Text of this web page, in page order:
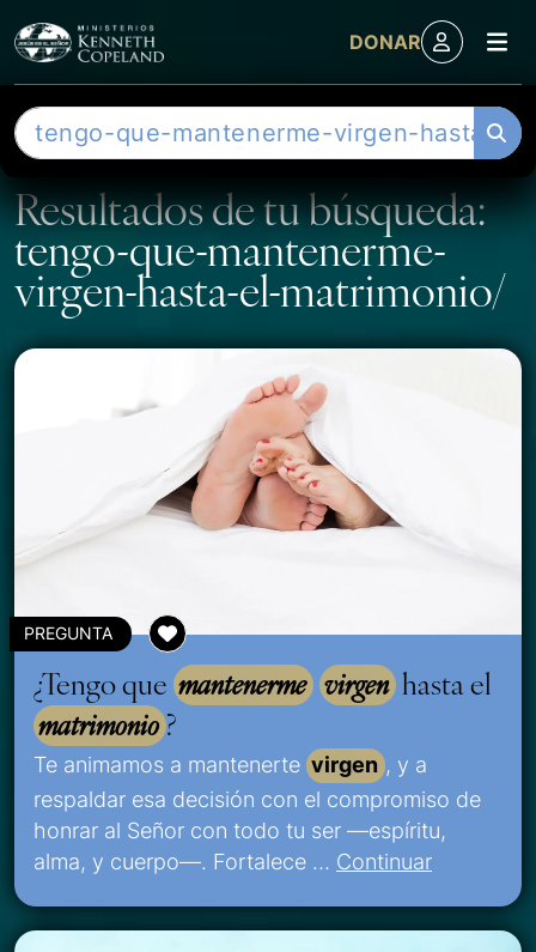
DONAR
B
u
c
a
r
Resultados de tu búsqueda:
tengo-que-mantenerme-
virgen-hasta-el-matrimonio/
PREGUNTA
¿Tengo que mantenerme virgen hasta el
matrimonio ?
Te animamos a mantenerte virgen , y a
respaldar esa decisión con el compromiso de
honrar al Señor con todo tu ser —espíritu,
alma, y cuerpo—. Fortalece … Continuar